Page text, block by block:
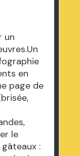
un
en
page de
le
: